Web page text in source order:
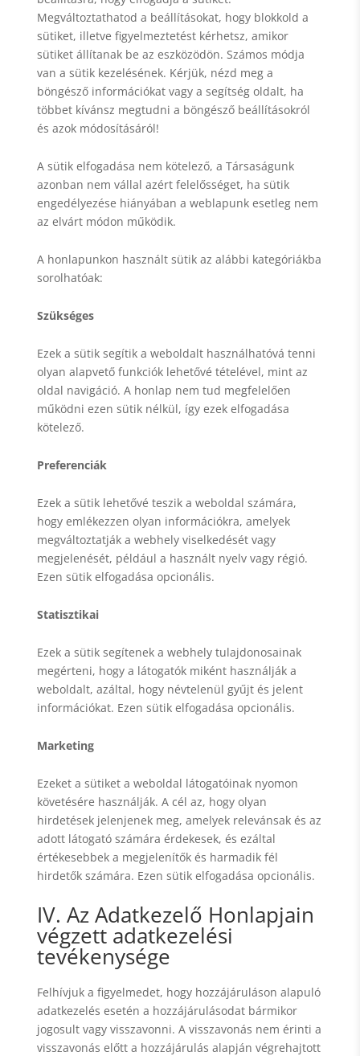
Megváltoztathatod a beállításokat, hogy blokkold a
sütiket, illetve figyelmeztetést kérhetsz, amikor
sütiket állítanak be az eszközödön. Számos módja
van a sütik kezelésének. Kérjük, nézd meg a
böngésző információkat vagy a segítség oldalt, ha
többet kívánsz megtudni a böngésző beállításokról
és azok módosításáról!
A sütik elfogadása nem kötelező, a Társaságunk
azonban nem vállal azért felelősséget, ha sütik
engedélyezése hiányában a weblapunk esetleg nem
az elvárt módon működik.
A honlapunkon használt sütik az alábbi kategóriákba
sorolhatóak:
Szükséges
Ezek a sütik segítik a weboldalt használhatóvá tenni
olyan alapvető funkciók lehetővé tételével, mint az
oldal navigáció. A honlap nem tud megfelelően
működni ezen sütik nélkül, így ezek elfogadása
kötelező.
Preferenciák
Ezek a sütik lehetővé teszik a weboldal számára,
hogy emlékezzen olyan információkra, amelyek
megváltoztatják a webhely viselkedését vagy
megjelenését, például a használt nyelv vagy régió.
Ezen sütik elfogadása opcionális.
Statisztikai
Ezek a sütik segítenek a webhely tulajdonosainak
megérteni, hogy a látogatók miként használják a
weboldalt, azáltal, hogy névtelenül gyűjt és jelent
információkat. Ezen sütik elfogadása opcionális.
Marketing
Ezeket a sütiket a weboldal látogatóinak nyomon
követésére használják. A cél az, hogy olyan
hirdetések jelenjenek meg, amelyek relevánsak és az
adott látogató számára érdekesek, és ezáltal
értékesebbek a megjelenítők és harmadik fél
hirdetők számára. Ezen sütik elfogadása opcionális.
IV. Az Adatkezelő Honlapjain
végzett adatkezelési
tevékenysége
Felhívjuk a figyelmedet, hogy hozzájáruláson alapuló
adatkezelés esetén a hozzájárulásodat bármikor
jogosult vagy visszavonni. A visszavonás nem érinti a
visszavonás előtt a hozzájárulás alapján végrehajtott